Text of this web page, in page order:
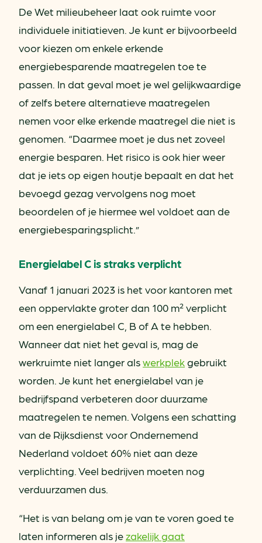
De Wet milieubeheer laat ook ruimte voor
individuele initiatieven. Je kunt er bijvoorbeeld
voor kiezen om enkele erkende
energiebesparende maatregelen toe te
passen. In dat geval moet je wel gelijkwaardige
of zelfs betere alternatieve maatregelen
nemen voor elke erkende maatregel die niet is
genomen. “Daarmee moet je dus net zoveel
energie besparen. Het risico is ook hier weer
dat je iets op eigen houtje bepaalt en dat het
bevoegd gezag vervolgens nog moet
beoordelen of je hiermee wel voldoet aan de
energiebesparingsplicht.”
Energielabel C is straks verplicht
Vanaf 1 januari 2023 is het voor kantoren met
een oppervlakte groter dan 100 m² verplicht
om een energielabel C, B of A te hebben.
Wanneer dat niet het geval is, mag de
werkruimte niet langer alswerkplekgebruikt
worden. Je kunt het energielabel van je
bedrijfspand verbeteren door duurzame
maatregelen te nemen. Volgens een schatting
van de Rijksdienst voor Ondernemend
Nederland voldoet 60% niet aan deze
verplichting. Veel bedrijven moeten nog
verduurzamen dus.
“Het is van belang om je van te voren goed te
laten informeren als jezakelijk gaat